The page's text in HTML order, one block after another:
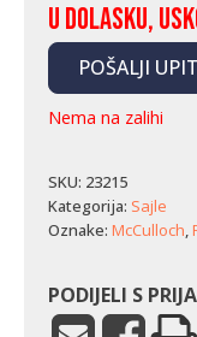
U dolasku,
POŠALJI UPIT
Nema na zalihi
SKU: 23215
Kategorija: Sajle
Oznake: McCulloch,
PODIJELI S